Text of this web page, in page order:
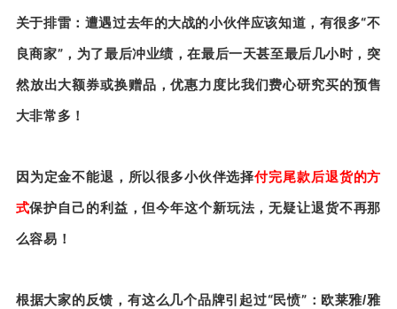
关于排雷：遭遇过去年的大战的小伙伴应该知道，有很多“不
良商家”，为了最后冲业绩，在最后一天甚至最后几小时，突
然放出大额券或换赠品，优惠力度比我们费心研究买的预售
大非常多！
因为定金不能退，所以很多小伙伴选择付完尾款后退货的方
式保护自己的利益，但今年这个新玩法，无疑让退货不再那
么容易！
根据大家的反馈，有这么几个品牌引起过“民愤”： 欧莱雅/雅